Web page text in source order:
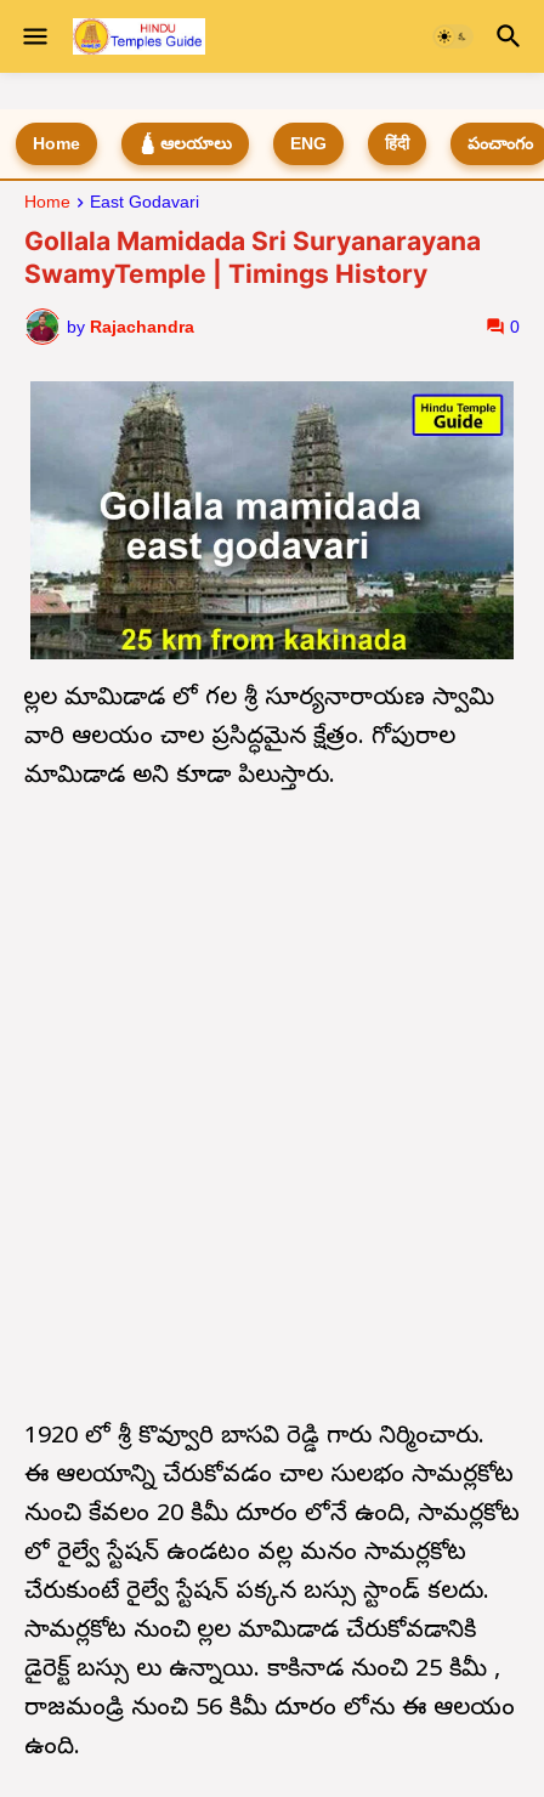
Home 🛕 ఆలయాలు ENG हिंदी పంచాంగం
Home East Godavari
Gollala Mamidada Sri Suryanarayana
SwamyTemple | Timings History
by Rajachandra 0
గొల్లల మామిడాడ లో గల శ్రీ సూర్యనారాయణ స్వామి
వారి ఆలయం చాల ప్రసిద్ధమైన క్షేత్రం. గోపురాల
మామిడాడ అని కూడా పిలుస్తారు.
1920 లో శ్రీ కొవ్వూరి బాసవి రెడ్డి గారు నిర్మించారు.
ఈ ఆలయాన్ని చేరుకోవడం చాల సులభం సామర్లకోట
నుంచి కేవలం 20 కిమీ దూరం లోనే ఉంది, సామర్లకోట
లో రైల్వే స్టేషన్ ఉండటం వల్ల మనం సామర్లకోట
చేరుకుంటే రైల్వే స్టేషన్ పక్కన బస్సు స్టాండ్ కలదు.
సామర్లకోట నుంచి గొల్లల మామిడాడ చేరుకోవడానికి
డైరెక్ట్ బస్సు లు ఉన్నాయి. కాకినాడ నుంచి 25 కిమీ ,
రాజమండ్రి నుంచి 56 కిమీ దూరం లోను ఈ ఆలయం
ఉంది.